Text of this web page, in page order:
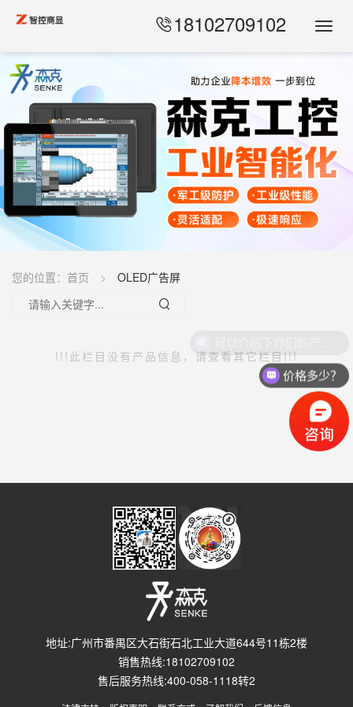
18102709102
您的位置： 首页 OLED广告屏
!!!此栏目没有产品信息，请查看其它栏目!!!
地址:广州市番禺区大石街石北工业大道644号11栋2楼
销售热线:18102709102
售后服务热线:400-058-1118转2
价格多少？